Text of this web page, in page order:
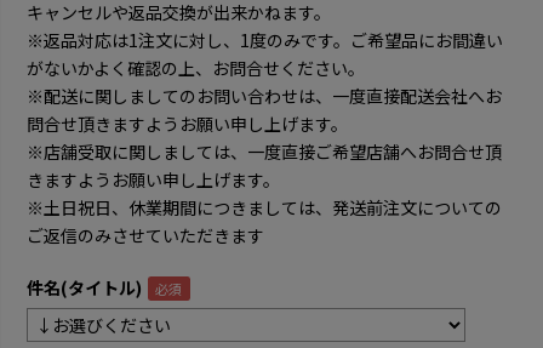
キャンセルや返品交換が出来かねます。
※返品対応は1注文に対し、1度のみです。ご希望品にお間違い
がないかよく確認の上、お問合せください。
※配送に関しましてのお問い合わせは、一度直接配送会社へお
問合せ頂きますようお願い申し上げます。
※店舗受取に関しましては、一度直接ご希望店舗へお問合せ頂
きますようお願い申し上げます。
※土日祝日、休業期間につきましては、発送前注文についての
ご返信のみさせていただきます
件名(タイトル)